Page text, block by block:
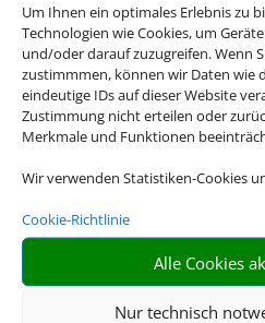
Um Ihnen ein optimales Erlebnis zu
Technologien wie Cookies, um
und/oder darauf zuzugreifen. Wenn
zustimmmen, können wir Daten wie
eindeutige IDs auf dieser Website
Zustimmung nicht erteilen oder
Merkmale und Funktionen
Wir verwenden Statistiken-Cookies
Cookie-Richtlinie
Alle Cookies
Nur technisch
Cookies
Die Abwicklung der Buchung
International GmbH & Co.KG im
DIE